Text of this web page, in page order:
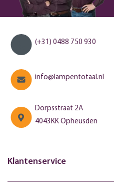
(+31) 0488 750 930
info@lampentotaal.nl
Dorpsstraat 2A
4043KK Opheusden
Klantenservice